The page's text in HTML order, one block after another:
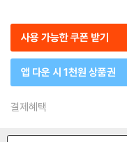
사용 가능한 쿠폰 받기
앱 다운 시 1천원 상품권
결제혜택